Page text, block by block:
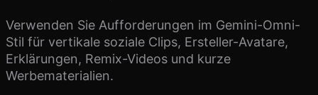
Verwenden Sie Aufforderungen im Gemini-Omni-
Stil für vertikale soziale Clips, Ersteller-Avatare,
Erklärungen, Remix-Videos und kurze
Werbematerialien.